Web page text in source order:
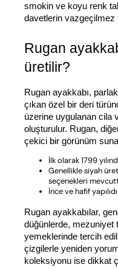
smokin ve koyu renk
davetlerin vazgeçilmez
Rugan
üretilir?
Rugan ayakkabı,
çıkan özel bir deri
üzerine uygulanan cila
oluşturulur. Rugan,
çekici bir görünüm
İlk olarak 1799
Genellikle siyah
seçenekleri
İnce ve hafif
Rugan ayakkabılar,
düğünlerde, mezuniyet
yemeklerinde tercih
çizgilerle yeniden
koleksiyonu ise dikkat